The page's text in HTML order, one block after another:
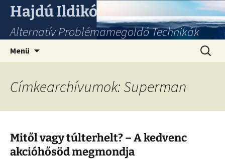
Hajdú Ildikó
Alternatív Problémamegoldó Technikák
Menü
Címkearchívumok: Superman
Mitől vagy túlterhelt? – A kedvenc
akcióhősöd megmondja